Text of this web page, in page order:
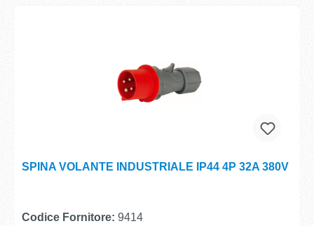
SPINA VOLANTE INDUSTRIALE IP44 4P 32A 380V
Codice Fornitore: 9414